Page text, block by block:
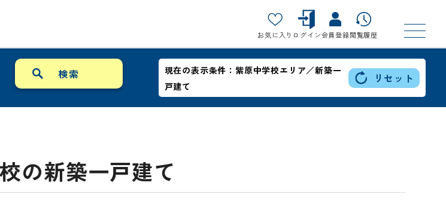
お気に入り ログイン会員登録閲覧履歴
現在の表示条件： 紫原中学校エリア／新築一
戸建て
リセット
の新築一戸建て